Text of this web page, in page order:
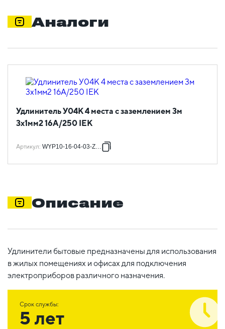
Аналоги
Удлинитель У04К 4 места с заземлением 3м
3х1мм2 16А/250 IEK
Артикул: WYP10-16-04-03-ZK-N
Описание
Удлинители бытовые предназначены для использования
в жилых помещениях и офисах для подключения
электроприборов различного назначения.
Срок службы:
5 лет